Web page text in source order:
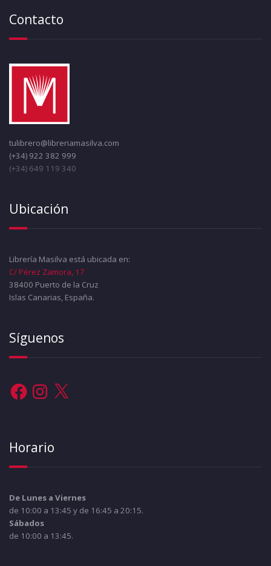
Contacto
tulibrero@libreriamasilva.com
(+34) 922 382 999
(+34) 649 119 340
Ubicación
Librería Masilva está ubicada en:
C/ Pérez Zamora, 17
38400 Puerto de la Cruz
Islas Canarias, España.
Síguenos
FacebookInstagram
X
Horario
De Lunes a Viernes
de 10:00 a 13:45 y de 16:45 a 20:15.
Sábados
de 10:00 a 13:45.